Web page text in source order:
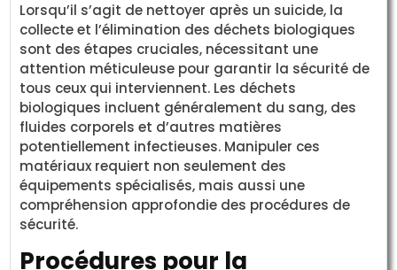
Lorsqu’il s’agit de nettoyer après un suicide, la
collecte et l’élimination des déchets biologiques
sont des étapes cruciales, nécessitant une
attention méticuleuse pour garantir la sécurité de
tous ceux qui interviennent. Les déchets
biologiques incluent généralement du sang, des
fluides corporels et d’autres matières
potentiellement infectieuses. Manipuler ces
matériaux requiert non seulement des
équipements spécialisés, mais aussi une
compréhension approfondie des procédures de
sécurité.
Procédures pour la